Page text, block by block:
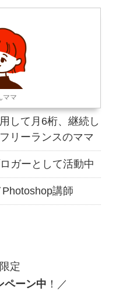
ママ
して月6桁、継続し
リーランスのママ
ガーとして活動中
講師
定
ペーン中 ！／